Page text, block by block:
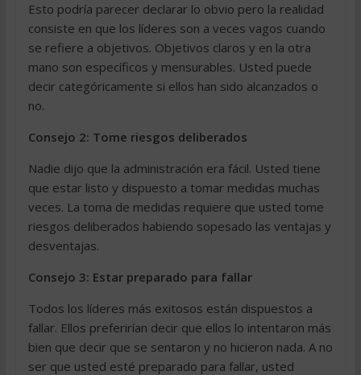
Esto podría parecer declarar lo obvio pero la realidad
consiste en que los líderes son a veces vagos cuando
se refiere a objetivos. Objetivos claros y en la otra
mano son específicos y mensurables. Usted puede
decir categóricamente si ellos han sido alcanzados o
no.
Consejo 2: Tome riesgos deliberados
Nadie dijo que la administración era fácil. Usted tiene
que estar listo y dispuesto a tomar medidas muchas
veces. La toma de medidas requiere que usted tome
riesgos deliberados habiendo sopesado las ventajas y
desventajas.
Consejo 3: Estar preparado para fallar
Todos los líderes más exitosos están dispuestos a
fallar. Ellos preferirían decir que ellos lo intentaron más
bien que decir que se sentaron y no hicieron nada. A no
ser que usted esté preparado para fallar, usted